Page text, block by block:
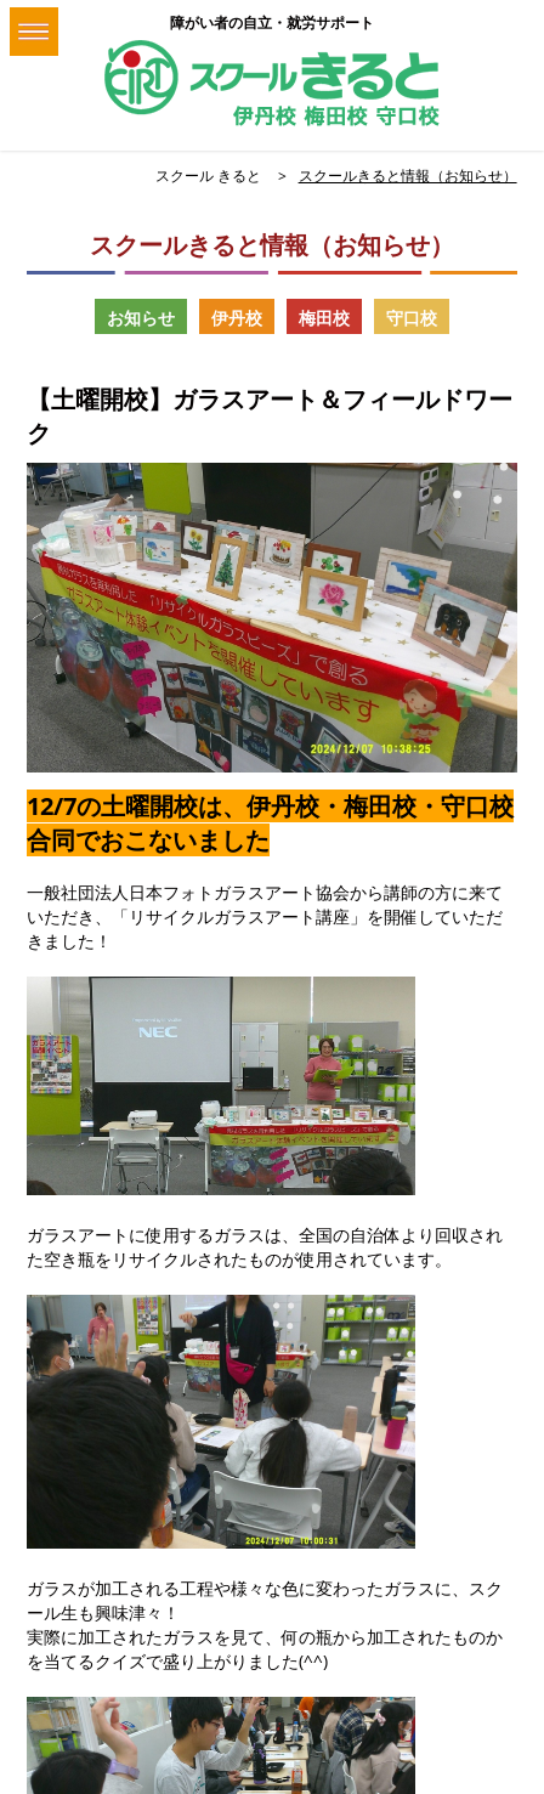
障がい者の自立・就労サポート
スクール きると スクールきると情報（お知らせ）
スクールきると情報（お知らせ）
お知らせ 伊丹校 梅田校 守口校
【土曜開校】ガラスアート＆フィールドワー
ク
12/7の土曜開校は、伊丹校・梅田校・守口校
合同でおこないました
一般社団法人日本フォトガラスアート協会から講師の方に来て
いただき、「リサイクルガラスアート講座」を開催していただ
きました！
ガラスアートに使用するガラスは、全国の自治体より回収され
た空き瓶をリサイクルされたものが使用されています。
ガラスが加工される工程や様々な色に変わったガラスに、スク
ール生も興味津々！
実際に加工されたガラスを見て、何の瓶から加工されたものか
を当てるクイズで盛り上がりました(^^)